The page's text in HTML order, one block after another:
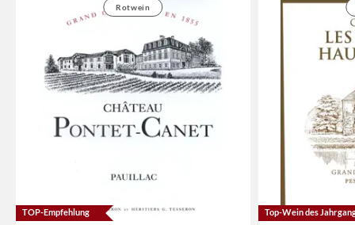
TOP-Empfehlung
Rotwein
Top-Wein des